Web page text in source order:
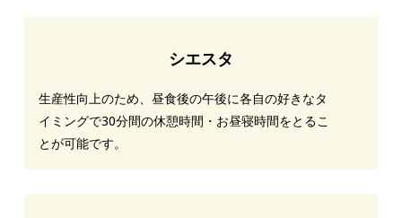
シエスタ
生産性向上のため、昼食後の午後に各自の好きなタ
イミングで30分間の休憩時間・お昼寝時間をとるこ
とが可能です。